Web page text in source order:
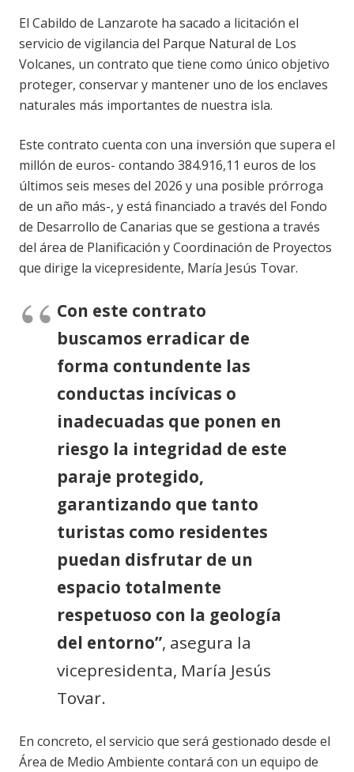
El Cabildo de Lanzarote ha sacado a licitación el
servicio de vigilancia del Parque Natural de Los
Volcanes, un contrato que tiene como único objetivo
proteger, conservar y mantener uno de los enclaves
naturales más importantes de nuestra isla.
Este contrato cuenta con una inversión que supera el
millón de euros- contando 384.916,11 euros de los
últimos seis meses del 2026 y una posible prórroga
de un año más-, y está financiado a través del Fondo
de Desarrollo de Canarias que se gestiona a través
del área de Planificación y Coordinación de Proyectos
que dirige la vicepresidente, María Jesús Tovar.
Con este contrato
buscamos erradicar de
forma contundente las
conductas incívicas o
inadecuadas que ponen en
riesgo la integridad de este
paraje protegido,
garantizando que tanto
turistas como residentes
puedan disfrutar de un
espacio totalmente
respetuoso con la geología
del entorno”, asegura la
vicepresidenta, María Jesús
Tovar.
En concreto, el servicio que será gestionado desde el
Área de Medio Ambiente contará con un equipo de